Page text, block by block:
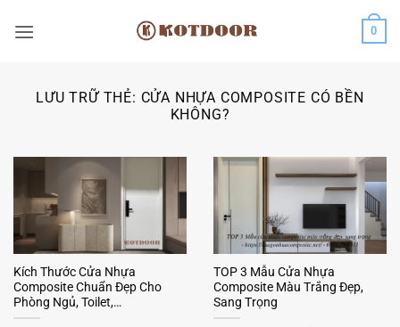
qua
0
LƯU TRỮ THẺ: CỬA NHỰA COMPOSITE CÓ BỀN
KHÔNG?
Kích Thước Cửa Nhựa
Composite Chuẩn Đẹp Cho
Phòng Ngủ, Toilet,…
TOP 3 Mẫu Cửa Nhựa
Composite Màu Trắng Đẹp,
Sang Trọng